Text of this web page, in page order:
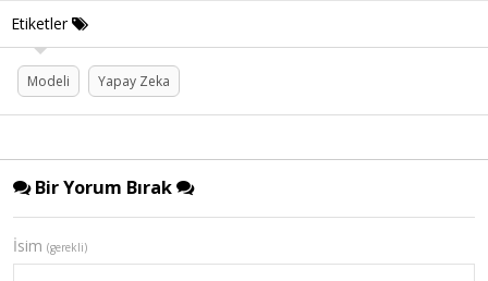
Etiketler
Modeli Yapay Zeka
Bir Yorum Bırak
İsim (gerekli)